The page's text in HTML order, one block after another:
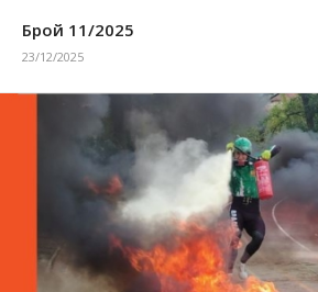
Брой 11/2025
23/12/2025